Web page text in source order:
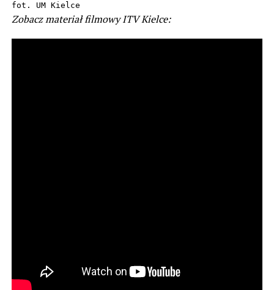
fot. UM Kielce
Zobacz materiał filmowy ITV Kielce: